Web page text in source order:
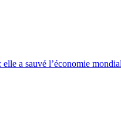
a sauvé l’économie